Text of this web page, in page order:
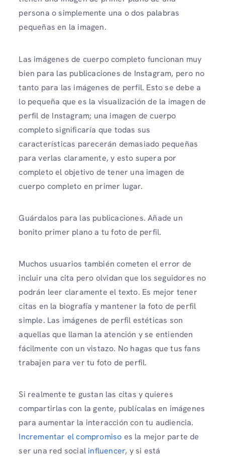
persona o simplemente una o dos palabras
pequeñas en la imagen.
Las imágenes de cuerpo completo funcionan muy
bien para las publicaciones de Instagram, pero no
tanto para las imágenes de perfil. Esto se debe a
lo pequeña que es la visualización de la imagen de
perfil de Instagram; una imagen de cuerpo
completo significaría que todas sus
características parecerán demasiado pequeñas
para verlas claramente, y esto supera por
completo el objetivo de tener una imagen de
cuerpo completo en primer lugar.
Guárdalos para las publicaciones. Añade un
bonito primer plano a tu foto de perfil.
Muchos usuarios también cometen el error de
incluir una cita pero olvidan que los seguidores no
podrán leer claramente el texto. Es mejor tener
citas en la biografía y mantener la foto de perfil
simple. Las imágenes de perfil estéticas son
aquellas que llaman la atención y se entienden
fácilmente con un vistazo. No hagas que tus fans
trabajen para ver tu foto de perfil.
Si realmente te gustan las citas y quieres
compartirlas con la gente, publícalas en imágenes
para aumentar la interacción con tu audiencia.
Incrementar el compromiso es la mejor parte de
ser una red social influencer, y si está